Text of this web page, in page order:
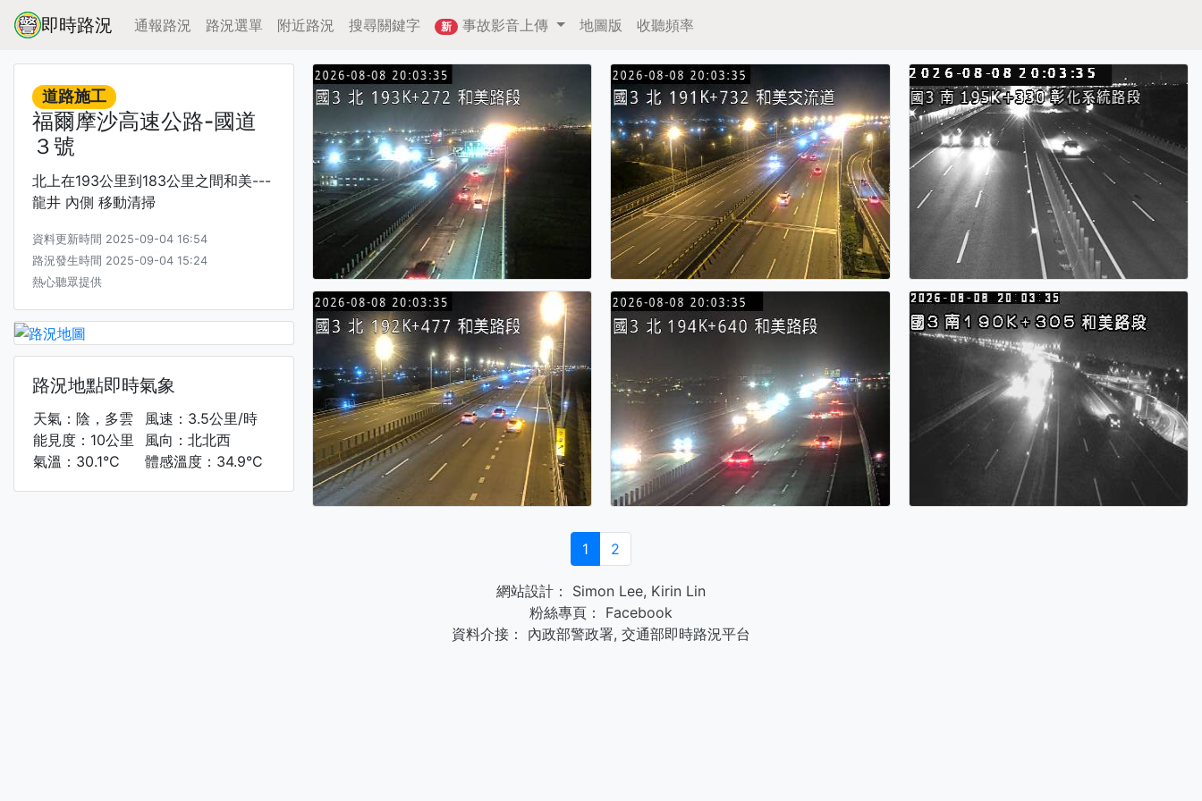
即時路況 通報路況 路況選單 附近路況 搜尋關鍵字 新 事故影音上傳 地圖版 收聽頻率
道路施工
福爾摩沙高速公路-國道
３號
北上在193公里到183公里之間和美---
龍井 內側 移動清掃
資料更新時間 2025-09-04 16:54
路況發生時間 2025-09-04 15:24
熱心聽眾提供
路況地點即時氣象
天氣：陰，多雲
能見度：10公里
氣溫：30.1°C
風速：3.5公里/時
風向：北北西
體感溫度：34.9°C
1 2
網站設計： Simon Lee, Kirin Lin
粉絲專頁：
Facebook
資料介接：
內政部警政署, 交通部即時路況平台